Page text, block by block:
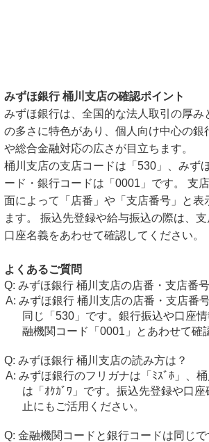
みずほ銀行 桶川支店の確認ポイント
みずほ銀行は、全国的な法人取引の厚み
の多さに特色があり、個人向け中心の銀
や総合金融対応の広さが目立ちます。
桶川支店の支店コードは「530」、みず
ード・銀行コードは「0001」です。 支
面によって「店番」や「支店番号」と表
ます。 振込先登録や給与振込の際は、支
口座名義をあわせて確認してください。
よくあるご質問
みずほ銀行 桶川支店の店番・支店番
みずほ銀行 桶川支店の店番・支店番
同じ「530」です。銀行振込や口座
融機関コード「0001」とあわせて確
みずほ銀行 桶川支店の読み方は？
みずほ銀行のフリガナは「ﾐｽﾞﾎ」、
は「ｵｹｶﾞﾜ」です。振込先登録や口
止にもご活用ください。
金融機関コードと銀行コードは同じで